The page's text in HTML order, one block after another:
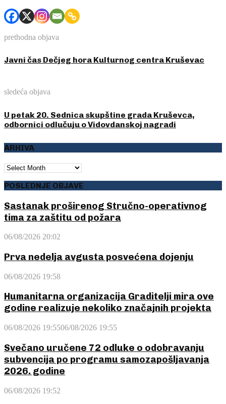
prethodna objava
Javni čas Dečjeg hora Kulturnog centra Kruševac
sledeća objava
U petak 20. Sednica skupštine grada Kruševca,
odbornici odlučuju o Vidovdanskoj nagradi
ARHIVA
ARHIVA
POSLEDNJE OBJAVE
Sastanak proširenog Stručno-operativnog
tima za zaštitu od požara
06/08/2026 20:02
Prva nedelja avgusta posvećena dojenju
06/08/2026 19:58
Humanitarna organizacija Graditelji mira ove
godine realizuje nekoliko značajnih projekta
06/08/2026 19:5506/08/2026 19:55
Svečano uručene 72 odluke o odobravanju
subvencija po programu samozapošljavanja
2026. godine
06/08/2026 19:52